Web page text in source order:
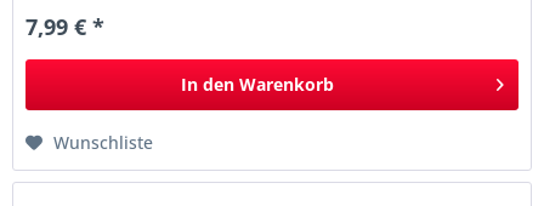
7,99 € *
In den Warenkorb
Wunschliste